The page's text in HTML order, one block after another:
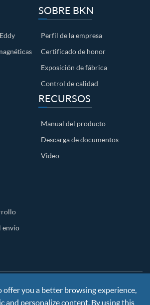
SOBRE BKN
Perfil de la empresa
Certificado de honor
Exposición de fábrica
Control de calidad
RECURSOS
Manual del producto
Descarga de documentos
Video
envío
BKN Automation System Co.,LTD.All
offer you a better browsing experience,
and personalize content. By using this